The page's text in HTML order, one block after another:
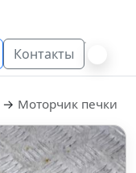
Контакты
→ Моторчик печки